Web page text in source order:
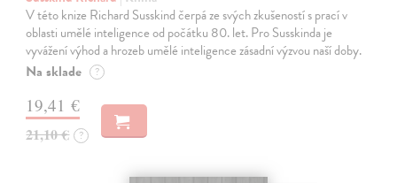
V této knize Richard Susskind čerpá ze svých zkušeností s prací v
oblasti umělé inteligence od počátku 80. let. Pro Susskinda je
vyvážení výhod a hrozeb umělé inteligence zásadní výzvou naší doby.
Na sklade ?
19,41 €
21,10 € ?